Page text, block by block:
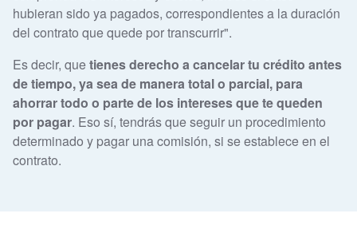
hubieran sido ya pagados, correspondientes a la duración
del contrato que quede por transcurrir".
Es decir, quetienes derecho a cancelar tu crédito antes
de tiempo, ya sea de manera total o parcial, para
ahorrar todo o parte de los intereses que te queden
por pagar. Eso sí, tendrás que seguir un procedimiento
determinado y pagar una comisión, si se establece en el
contrato.